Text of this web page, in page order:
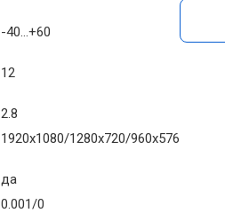
-40…+60
12
2.8
1920х1080/1280х720/960х576
да
0.001/0